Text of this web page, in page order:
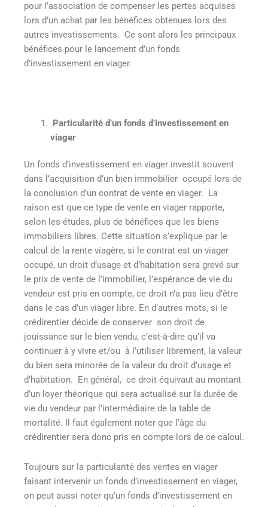
pour l’association de compenser les pertes acquises
lors d’un achat par les bénéfices obtenues lors des
autres investissements. Ce sont alors les principaux
bénéfices pour le lancement d’un fonds
d’investissement en viager.
Particularité d’un fonds d’investissement en
viager
Un fonds d’investissement en viager investit souvent
dans l’acquisition d’un bien immobilier occupé lors de
la conclusion d’un contrat de vente en viager. La
raison est que ce type de vente en viager rapporte,
selon les études, plus de bénéfices que les biens
immobiliers libres. Cette situation s’explique par le
calcul de la rente viagère, si le contrat est un viager
occupé, un droit d’usage et d’habitation sera grevé sur
le prix de vente de l’immobilier, l’espérance de vie du
vendeur est pris en compte, ce droit n’a pas lieu d’être
dans le cas d’un viager libre. En d’autres mots, si le
crédirentier décide de conserver son droit de
jouissance sur le bien vendu, c’est-à-dire qu’il va
continuer à y vivre et/ou à l’utiliser librement, la valeur
du bien sera minorée de la valeur du droit d’usage et
d’habitation. En général, ce droit équivaut au montant
d’un loyer théorique qui sera actualisé sur la durée de
vie du vendeur par l’intermédiaire de la table de
mortalité. Il faut également noter que l’âge du
crédirentier sera donc pris en compte lors de ce calcul.
Toujours sur la particularité des ventes en viager
faisant intervenir un fonds d’investissement en viager,
on peut aussi noter qu’un fonds d’investissement en